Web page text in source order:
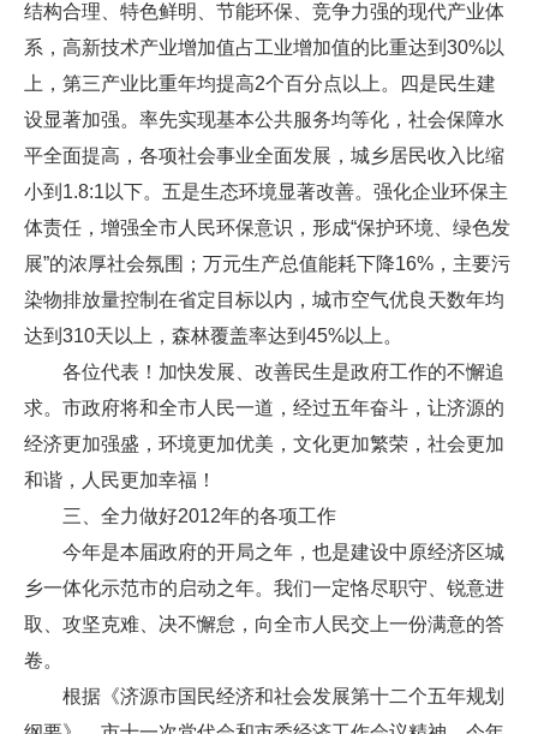
结构合理、特色鲜明、节能环保、竞争力强的现代产业体
系，高新技术产业增加值占工业增加值的比重达到30%以
上，第三产业比重年均提高2个百分点以上。四是民生建
设显著加强。率先实现基本公共服务均等化，社会保障水
平全面提高，各项社会事业全面发展，城乡居民收入比缩
小到1.8:1以下。五是生态环境显著改善。强化企业环保主
体责任，增强全市人民环保意识，形成“保护环境、绿色发
展”的浓厚社会氛围；万元生产总值能耗下降16%，主要污
染物排放量控制在省定目标以内，城市空气优良天数年均
达到310天以上，森林覆盖率达到45%以上。
各位代表！加快发展、改善民生是政府工作的不懈追
求。市政府将和全市人民一道，经过五年奋斗，让济源的
经济更加强盛，环境更加优美，文化更加繁荣，社会更加
和谐，人民更加幸福！
三、全力做好2012年的各项工作
今年是本届政府的开局之年，也是建设中原经济区城
乡一体化示范市的启动之年。我们一定恪尽职守、锐意进
取、攻坚克难、决不懈怠，向全市人民交上一份满意的答
卷。
根据《济源市国民经济和社会发展第十二个五年规划